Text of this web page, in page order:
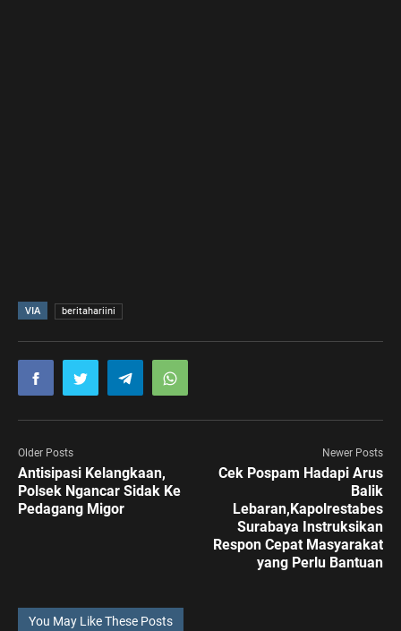
VIA beritahariini
Older Posts
Antisipasi Kelangkaan,
Polsek Ngancar Sidak Ke
Pedagang Migor
Newer Posts
Cek Pospam Hadapi Arus
Balik
Lebaran,Kapolrestabes
Surabaya Instruksikan
Respon Cepat Masyarakat
yang Perlu Bantuan
You May Like These Posts